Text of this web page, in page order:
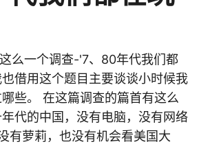
么一个调查-'7、80年代我们都
借用这个题目主要谈谈小时候我
些。 在这篇调查的篇首有这么
代的中国，没有电脑，没有网络
有萝莉，也没有机会看美国大